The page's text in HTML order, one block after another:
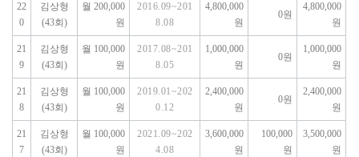
22
0
김상형
(43회)
월 200,000
원
2016.09~201
8.08
4,800,000
원
0원
4,800,000
원
21
9
김상형
(43회)
월 100,000
원
2017.08~201
8.05
1,000,000
원
0원
1,000,000
원
21
8
김상형
(43회)
월 100,000
원
2019.01~202
0.12
2,400,000
원
0원
2,400,000
원
21
7
김상형
(43회)
월 100,000
원
2021.09~202
4.08
3,600,000
원
100,000
원
3,500,000
원